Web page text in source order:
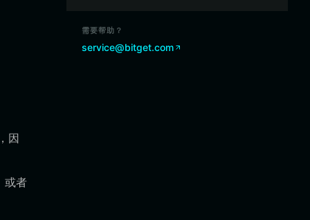
因
或者
需要帮助？
service@bitget.com